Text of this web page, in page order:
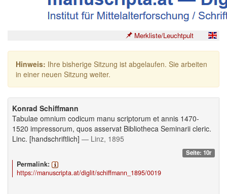
Merkliste/Leuchtpult
Hinweis: Ihre bisherige Sitzung ist abgelaufen. Sie arbeiten
in einer neuen Sitzung weiter.
Konrad Schiffmann
Tabulae omnium codicum manu scriptorum et annis 1470-
1520 impressorum, quos asservat Bibliotheca Seminarii cleric.
Linc. [handschriftlich] — Linz, 1895
Seite: 10r
Permalink:
https://manuscripta.at/diglit/schiffmann_1895/0019